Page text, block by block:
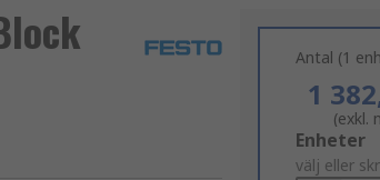
Antal (1
1
(exkl.
Add
to
Enheter
välj eller